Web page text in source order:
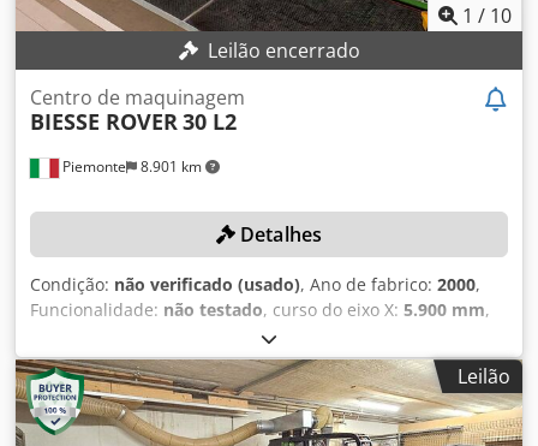
1 / 10
Leilão encerrado
Piemonte 8.901 km
Centro de maquinagem
BIESSE ROVER30 L2
Detalhes
Condição: não verificado (usado), Ano de fabrico: 2000,
Funcionalidade: não testado, curso do eixo X: 5.900 mm,
, avanço do eixo X:
taxa de avanço eixo Y:60 m/min, velocidade de rotação
(máx.):20.000 rpm, Sem preço mínimo – venda garantida
ao maior lance! DETALHES TÉCNICOS Área de trabalho do
eixo X: 5.900 mm Área de trabalho do eixo Y: 1.560 mm
Leilão